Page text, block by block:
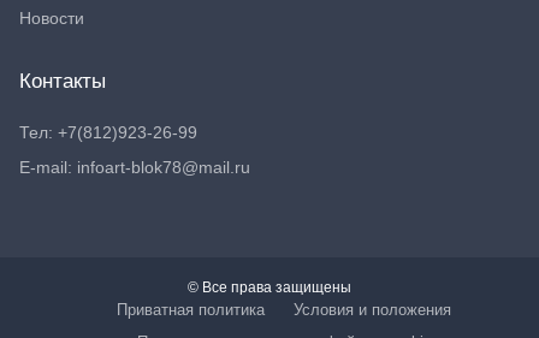
Новости
Контакты
Тел: +7(812)923-26-99
E-mail: infoart-blok78@mail.ru
© Все права защищены
Приватная политика
Условия и положения